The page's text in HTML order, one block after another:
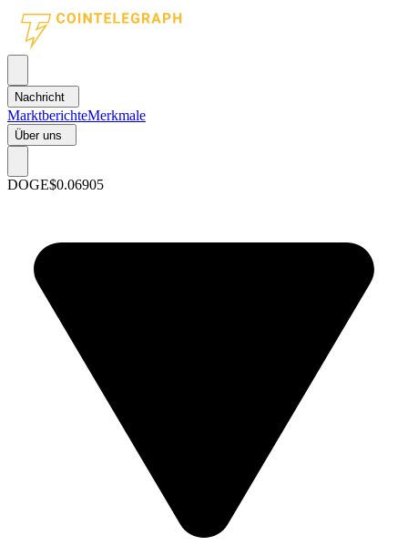
Nachricht
MarktberichteMerkmale
Über uns
DOGE$0.06905